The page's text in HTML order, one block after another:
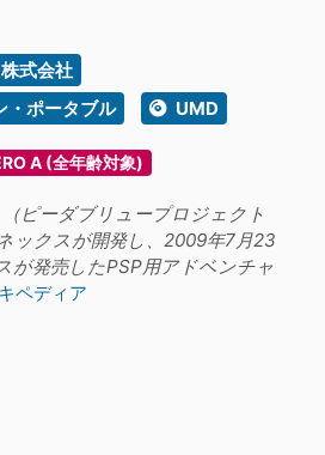
式会社
・ポータブル
UMD
A (全年齢対象)
ピーダブリュープロジェクト
ックスが開発し、2009年7月23
が発売したPSP用アドベンチャ
ペディア